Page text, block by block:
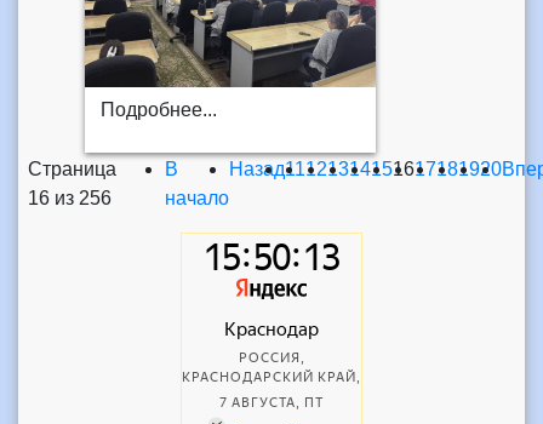
Подробнее...
Страница
16 из 256
В
начало
Назад11121314151617181920